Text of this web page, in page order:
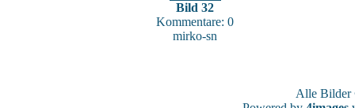
Bild 32
Kommentare: 0
mirko-sn
Alle